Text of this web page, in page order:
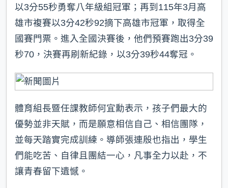
以3分55秒勇奪八年級組冠軍；再到115年3月高
雄市複賽以3分42秒92摘下高雄市冠軍，取得全
國賽門票。進入全國決賽後，他們預賽跑出3分39
秒70，決賽再刷新紀錄，以3分39秒44奪冠。
體育組長暨任課教師何宜勳表示，孩子們最大的
優勢並非天賦，而是願意相信自己、相信團隊，
並每天踏實完成訓練。導師張連殷也指出，學生
們能吃苦、自律且團結一心，凡事全力以赴，不
讓青春留下遺憾。